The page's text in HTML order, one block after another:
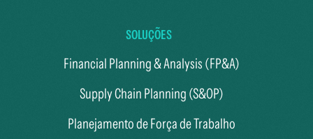
SOLUÇÕES
Financial Planning & Analysis (FP&A)
Supply Chain Planning (S&OP)
Planejamento de Força de Trabalho